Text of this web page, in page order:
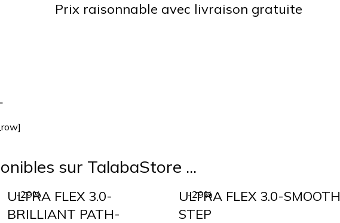
Prix raisonnable avec livraison gratuite
sur TalabaStore ...
-29%
ULTRA FLEX 3.0-
BRILLIANT PATH-
-29%
ULTRA FLEX 3.0-SMOOTH
STEP